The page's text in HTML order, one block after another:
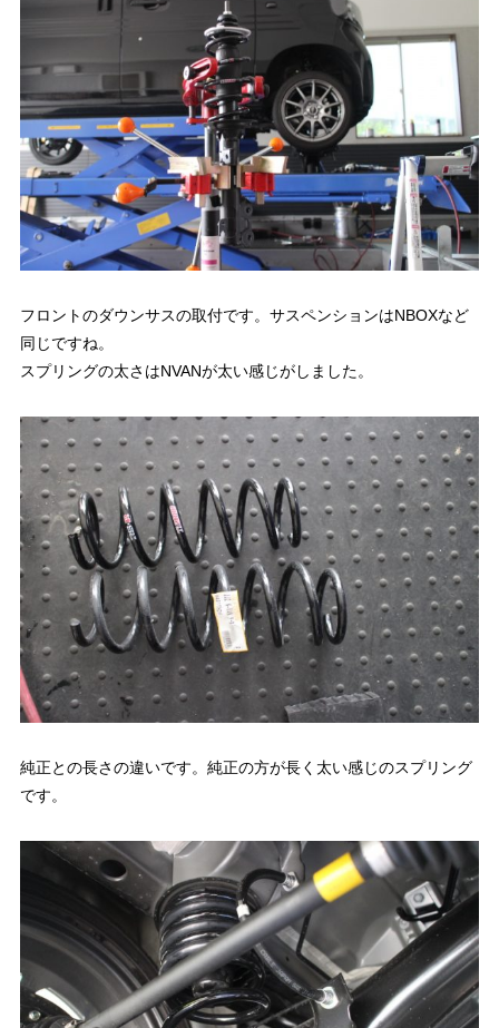
フロントのダウンサスの取付です。サスペンションはNBOXなど
同じですね。
スプリングの太さはNVANが太い感じがしました。
純正との長さの違いです。純正の方が長く太い感じのスプリング
です。